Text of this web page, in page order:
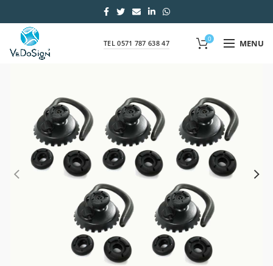
TEL 0571 787 638 47
0 MENU